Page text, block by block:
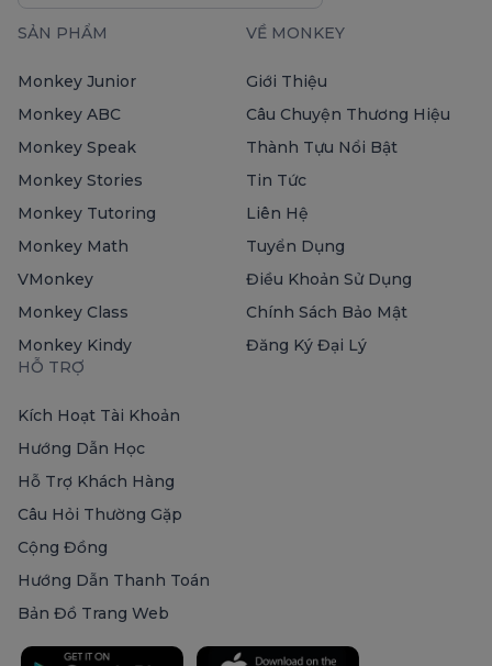
SẢN PHẨM
Monkey Junior
Monkey ABC
Monkey Speak
Monkey Stories
Monkey Tutoring
Monkey Math
VMonkey
Monkey Class
Monkey Kindy
VỀ MONKEY
Giới Thiệu
Câu Chuyện Thương Hiệu
Thành Tựu Nổi Bật
Tin Tức
Liên Hệ
Tuyển Dụng
Điều Khoản Sử Dụng
Chính Sách Bảo Mật
Đăng Ký Đại Lý
HỖ TRỢ
Kích Hoạt Tài Khoản
Hướng Dẫn Học
Hỗ Trợ Khách Hàng
Câu Hỏi Thường Gặp
Cộng Đồng
Hướng Dẫn Thanh Toán
Bản Đồ Trang Web